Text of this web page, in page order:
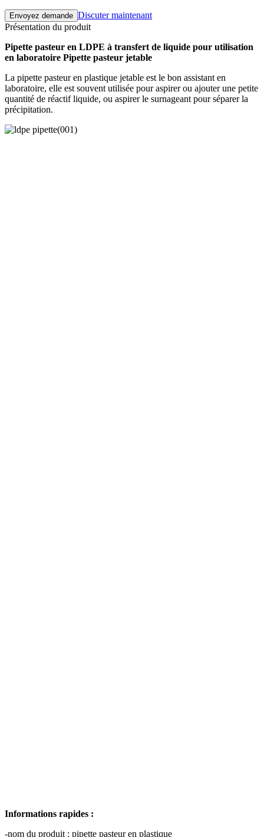
Envoyez demande Discuter maintenant
Présentation du produit
Pipette pasteur en LDPE à transfert de liquide pour utilisation
en laboratoire Pipette pasteur jetable
La pipette pasteur en plastique jetable est le bon assistant en
laboratoire, elle est souvent utilisée pour aspirer ou ajouter une petite
quantité de réactif liquide, ou aspirer le surnageant pour séparer la
précipitation.
Informations rapides :
-nom du produit : pipette pasteur en plastique